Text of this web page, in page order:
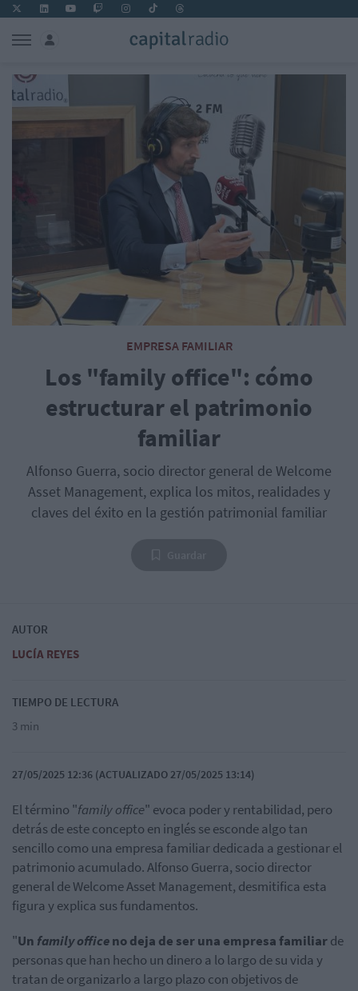
EMPRESA FAMILIAR
Los "family office": cómo
estructurar el patrimonio
familiar
Alfonso Guerra, socio director general de Welcome
Asset Management, explica los mitos, realidades y
claves del éxito en la gestión patrimonial familiar
AUTOR
LUCÍA REYES
TIEMPO DE LECTURA
3 min
27/05/2025 12:36 (ACTUALIZADO 27/05/2025 13:14)
El término "family office" evoca poder y rentabilidad, pero
detrás de este concepto en inglés se esconde algo tan
sencillo como una empresa familiar dedicada a gestionar el
patrimonio acumulado. Alfonso Guerra, socio director
general de Welcome Asset Management, desmitifica esta
figura y explica sus fundamentos.
"Un family officeno deja de ser una empresa familiarde
personas que han hecho un dinero a lo largo de su vida y
tratan de organizarlo a largo plazo con objetivos de